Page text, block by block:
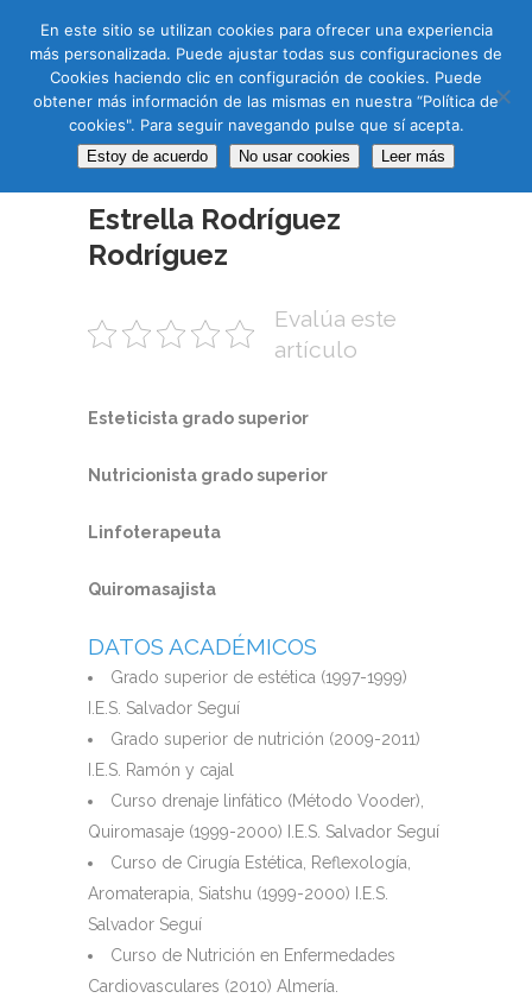
CAT ENG
15 FEB
Estrella Rodríguez
Rodríguez
Evalúa este
artículo
Esteticista grado superior
Nutricionista grado superior
Linfoterapeuta
Quiromasajista
DATOS ACADÉMICOS
Grado superior de estética (1997-1999)
I.E.S. Salvador Seguí
Grado superior de nutrición (2009-2011)
I.E.S. Ramón y cajal
Curso drenaje linfático (Método Vooder),
Quiromasaje (1999-2000) I.E.S. Salvador Seguí
Curso de Cirugía Estética, Reflexología,
Aromaterapia, Siatshu (1999-2000) I.E.S.
Salvador Seguí
Curso de Nutrición en Enfermedades
Cardiovasculares (2010) Almería.
En este sitio se utilizan cookies para ofrecer una experiencia
más personalizada. Puede ajustar todas sus configuraciones de
Cookies haciendo clic en configuración de cookies. Puede
obtener más información de las mismas en nuestra “Política de
cookies". Para seguir navegando pulse que sí acepta.
Estoy de acuerdo No usar cookies Leer más